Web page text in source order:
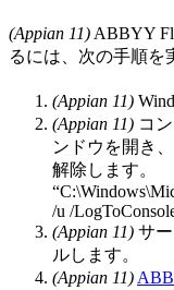
(Appian 11) ABBYY
るには、次の手順を
(Appian 11)
(Appian 11) コ
ンドウを開き
解除します。
/u /
(Appian 11) サ
ルします。
(Appian 11)